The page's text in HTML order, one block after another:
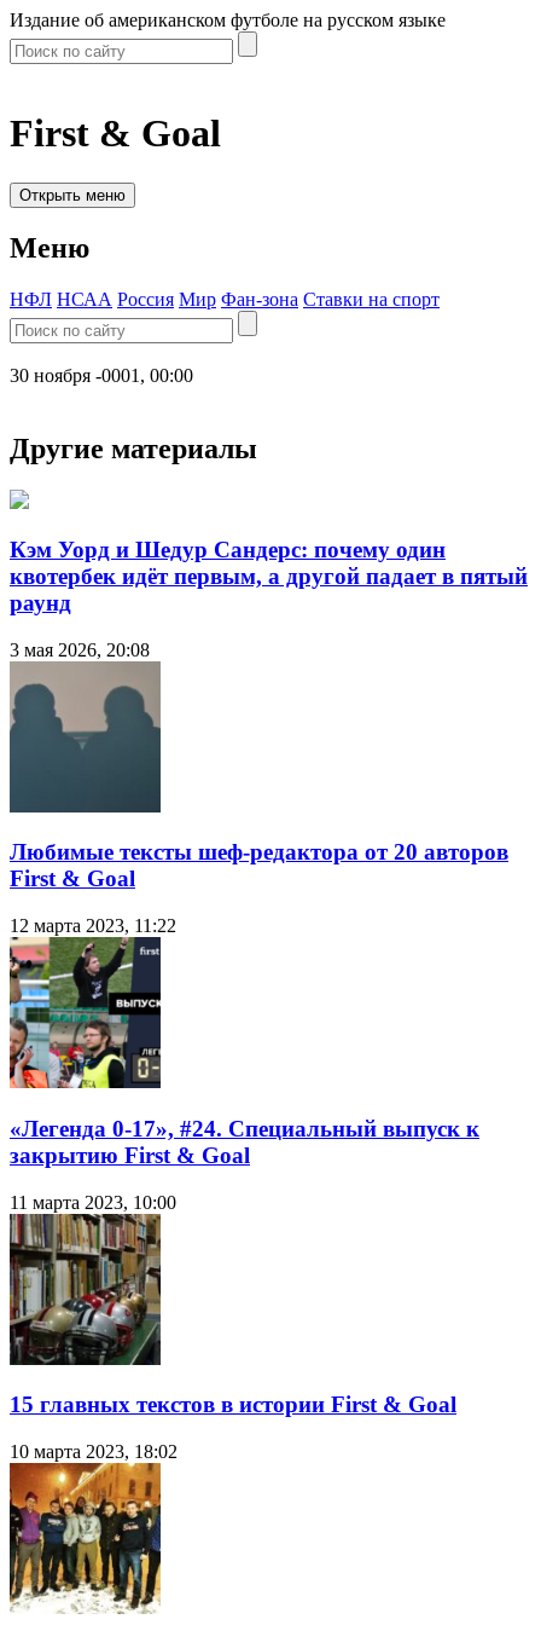
Издание об американском футболе на русском языке
First & Goal
Открыть меню
Меню
НФЛ НСАА Россия Мир Фан-зона Ставки на спорт
30 ноября -0001, 00:00
Другие материалы
Кэм Уорд и Шедур Сандерс: почему один
квотербек идёт первым, а другой падает в пятый
раунд
3 мая 2026, 20:08
Любимые тексты шеф-редактора от 20 авторов
First & Goal
12 марта 2023, 11:22
«Легенда 0-17», #24. Специальный выпуск к
закрытию First & Goal
11 марта 2023, 10:00
15 главных текстов в истории First & Goal
10 марта 2023, 18:02